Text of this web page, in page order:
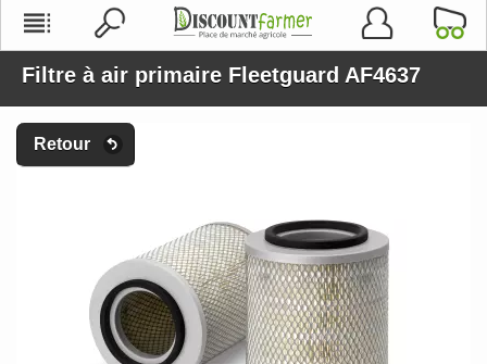
Filtre à air primaire Fleetguard AF4637
Retour